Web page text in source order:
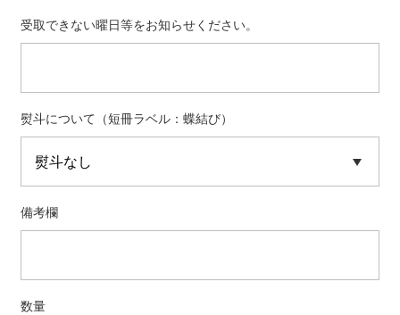
受取できない曜日等をお知らせください。
熨斗について（短冊ラベル：蝶結び）
備考欄
数量